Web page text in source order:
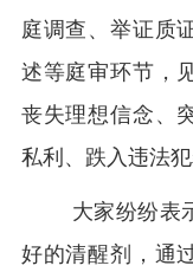
庭调查、举证质
述等庭审环节，
丧失理想信念、
私利、跌入违法
大家纷纷表
好的清醒剂
， 通